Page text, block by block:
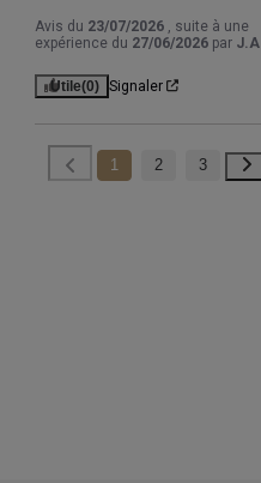
Avis du 23/07/2026 , suite à une
expérience du 27/06/2026 par
Utile(0) Signaler
1 2 3